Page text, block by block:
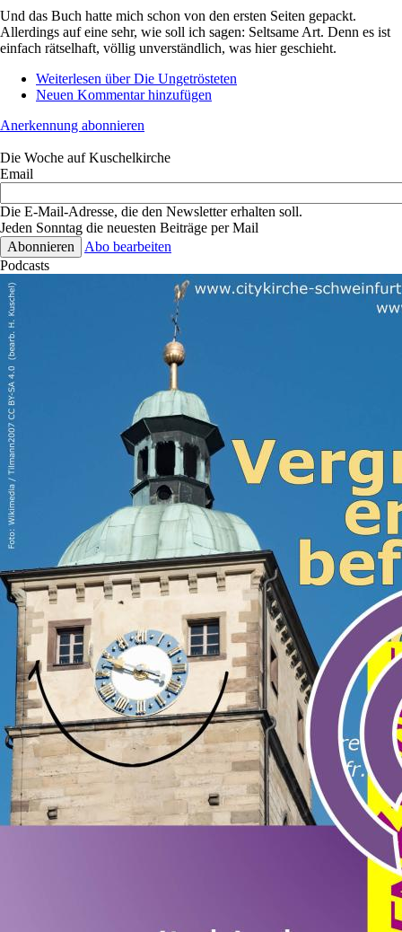
Und das Buch hatte mich schon von den ersten Seiten gepackt.
Allerdings auf eine sehr, wie soll ich sagen: Seltsame Art. Denn es ist
einfach rätselhaft, völlig unverständlich, was hier geschieht.
Weiterlesen über Die Ungetrösteten
Neuen Kommentar hinzufügen
Anerkennung abonnieren
Die Woche auf Kuschelkirche
Email
Die E-Mail-Adresse, die den Newsletter erhalten soll.
Jeden Sonntag die neuesten Beiträge per Mail
Abo bearbeiten
Podcasts